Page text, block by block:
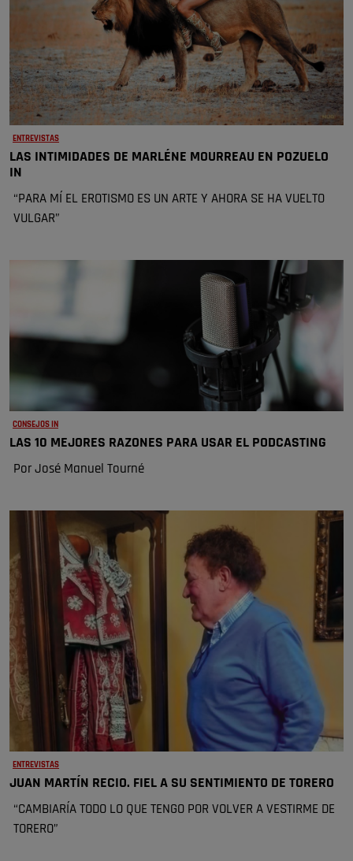
ENTREVISTAS
LAS INTIMIDADES DE MARLÉNE MOURREAU EN POZUELO
IN
“PARA MÍ EL EROTISMO ES UN ARTE Y AHORA SE HA VUELTO
VULGAR”
CONSEJOS IN
LAS 10 MEJORES RAZONES PARA USAR EL PODCASTING
Por José Manuel Tourné
ENTREVISTAS
JUAN MARTÍN RECIO. FIEL A SU SENTIMIENTO DE TORERO
“CAMBIARÍA TODO LO QUE TENGO POR VOLVER A VESTIRME DE
TORERO”